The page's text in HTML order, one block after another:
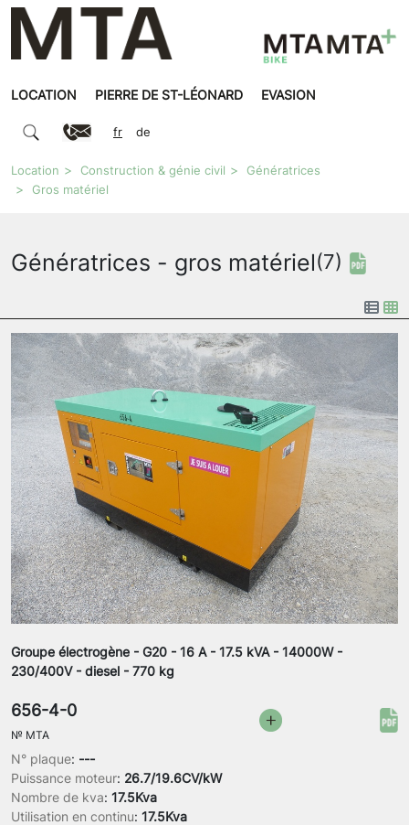
LOCATION PIERRE DE ST-LÉONARD EVASION
fr de
Location Construction & génie civil
Génératrices
Gros matériel
Génératrices - gros matériel(7)
Groupe électrogène - G20 - 16 A - 17.5 kVA - 14000W -
230/400V - diesel - 770 kg
N° plaque: ---
Puissance moteur: 26.7/19.6CV/kW
Nombre de kva: 17.5Kva
Utilisation en continu: 17.5Kva
656-4-0
№ MTA